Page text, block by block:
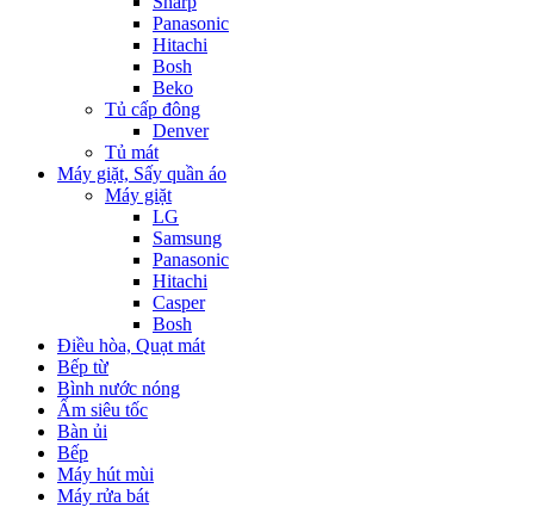
Panasonic
Hitachi
Bosh
Beko
Tủ cấp đông
Denver
Tủ mát
Máy giặt, Sấy quần áo
Máy giặt
LG
Samsung
Panasonic
Hitachi
Casper
Bosh
Điều hòa, Quạt mát
Bếp từ
Bình nước nóng
Ấm siêu tốc
Bàn ủi
Bếp
Máy hút mùi
Máy rửa bát